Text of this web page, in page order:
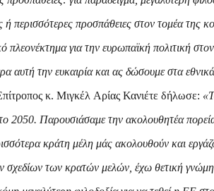
ή περισσότερες προσπάθειες στον τομέα της
για την ευρωπαϊκή πολιτική
αυτή την ευκαιρία και ας δώσουμε στα
κ. Μιγκέλ Αρίας Κανιέτε δήλωσε:
2050. Παρουσιάσαμε την ακολουθητέα
κράτη μέλη μάς ακολουθούν και
των κρατών μελών, έχω θετική γνώμη